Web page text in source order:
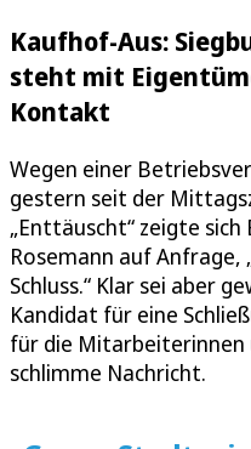
Kaufhof-Aus:
steht mit
Kontakt
Wegen einer
gestern seit der
„Enttäuscht“ zeigte
Rosemann auf Anfrage,
Schluss.“ Klar sei aber
Kandidat für eine
für die Mitarbeiterinnen
schlimme Nachricht.